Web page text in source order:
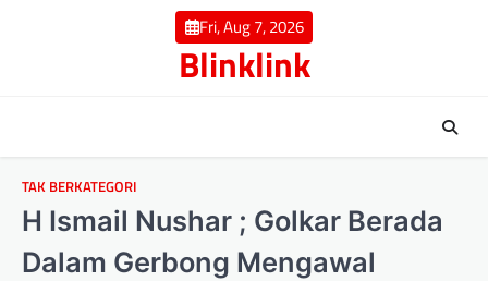
Fri, Aug 7, 2026
Blinklink
TAK BERKATEGORI
H Ismail Nushar ; Golkar Berada
Dalam Gerbong Mengawal